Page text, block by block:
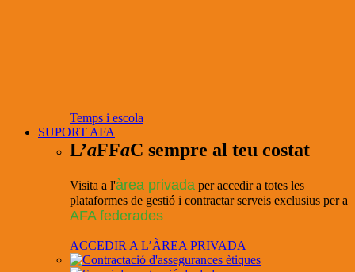
Temps i escola
SUPORT AFA
L’aFFaC sempre al teu costat
Visita a l'àrea privada per accedir a totes les
plataformes de gestió i contractar serveis exclusius per a
AFA federades
ACCEDIR A L’ÀREA PRIVADA